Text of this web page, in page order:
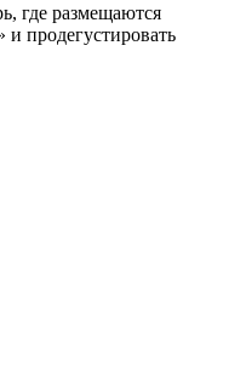
где размещаются
продегустировать